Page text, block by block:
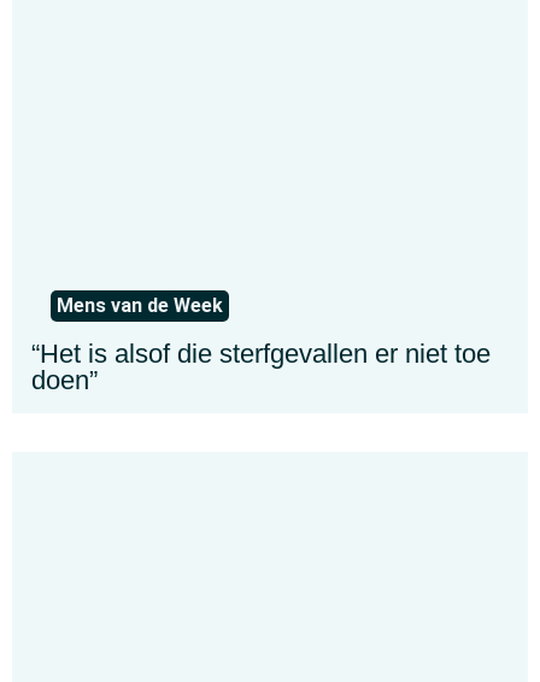
Mens van de Week
“Het is alsof die sterfgevallen er niet toe
doen”